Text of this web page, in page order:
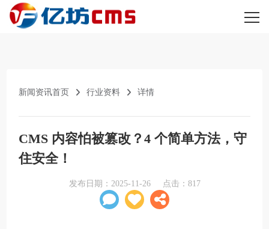
新闻资讯首页 行业资料 详情
CMS 内容怕被篡改？4 个简单方法，守
住安全！​
发布日期： 2025-11-26点击： 817